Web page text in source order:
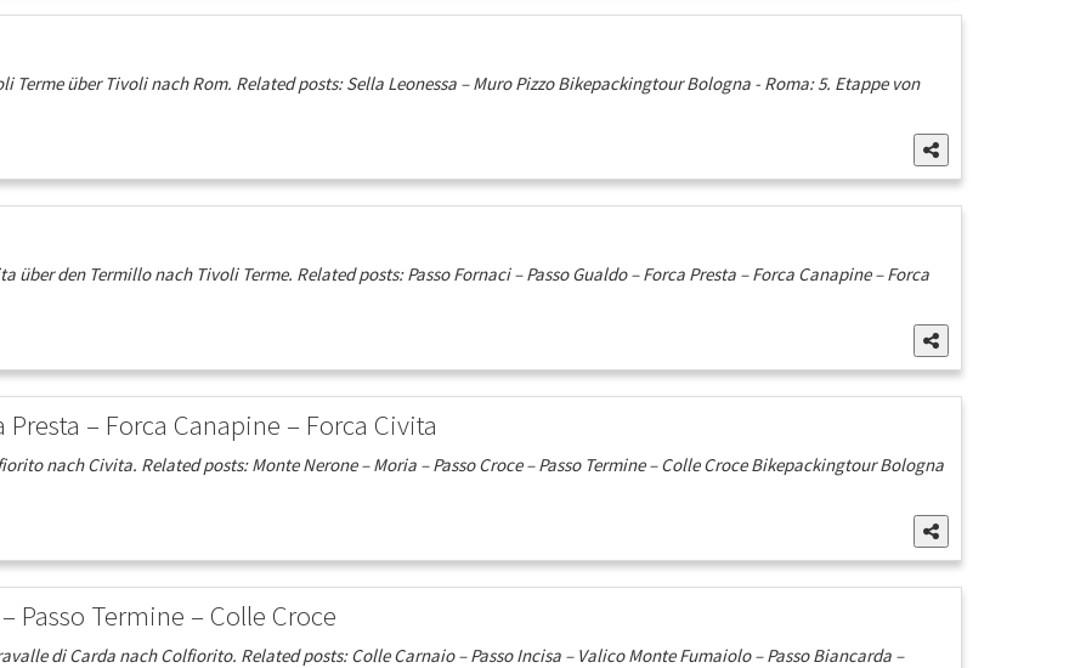
über Tivoli nach Rom. Related posts: Sella Leonessa – Muro Pizzo Bikepackingtour Bologna - Roma: 5. Etappe von
den Termillo nach Tivoli Terme. Related posts: Passo Fornaci – Passo Gualdo – Forca Presta – Forca Canapine – Forca
– Forca Canapine – Forca Civita
nach Civita. Related posts: Monte Nerone – Moria – Passo Croce – Passo Termine – Colle Croce Bikepackingtour Bologna
Passo Termine – Colle Croce
di Carda nach Colfiorito. Related posts: Colle Carnaio – Passo Incisa – Valico Monte Fumaiolo – Passo Biancarda –